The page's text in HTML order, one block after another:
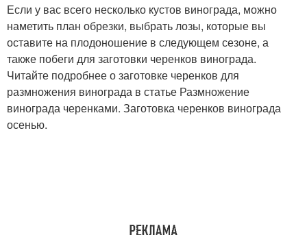
Если у вас всего несколько кустов винограда, можно
наметить план обрезки, выбрать лозы, которые вы
оставите на плодоношение в следующем сезоне, а
также побеги для заготовки черенков винограда.
Читайте подробнее о заготовке черенков для
размножения винограда в статье Размножение
винограда черенками. Заготовка черенков винограда
осенью.